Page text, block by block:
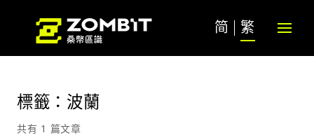
简 繁
標籤：波蘭
共有 1 篇文章